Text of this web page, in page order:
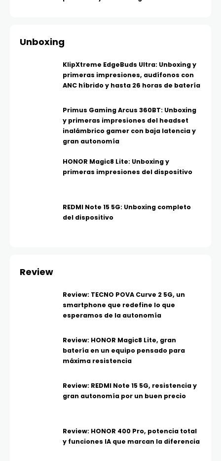
Unboxing
KlipXtreme EdgeBuds Ultra: Unboxing y
primeras impresiones, audífonos con
ANC híbrido y hasta 26 horas de batería
Primus Gaming Arcus 360BT: Unboxing
y primeras impresiones del headset
inalámbrico gamer con baja latencia y
gran autonomía
HONOR Magic8 Lite: Unboxing y
primeras impresiones del dispositivo
REDMI Note 15 5G: Unboxing completo
del dispositivo
Review
Review: TECNO POVA Curve 2 5G, un
smartphone que redefine lo que
esperamos de la autonomía
Review: HONOR Magic8 Lite, gran
batería en un equipo pensado para
máxima resistencia
Review: REDMI Note 15 5G, resistencia y
gran autonomía por un buen precio
Review: HONOR 400 Pro, potencia total
y funciones IA que marcan la diferencia